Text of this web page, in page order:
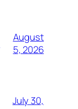
August
5, 2026
July 30,